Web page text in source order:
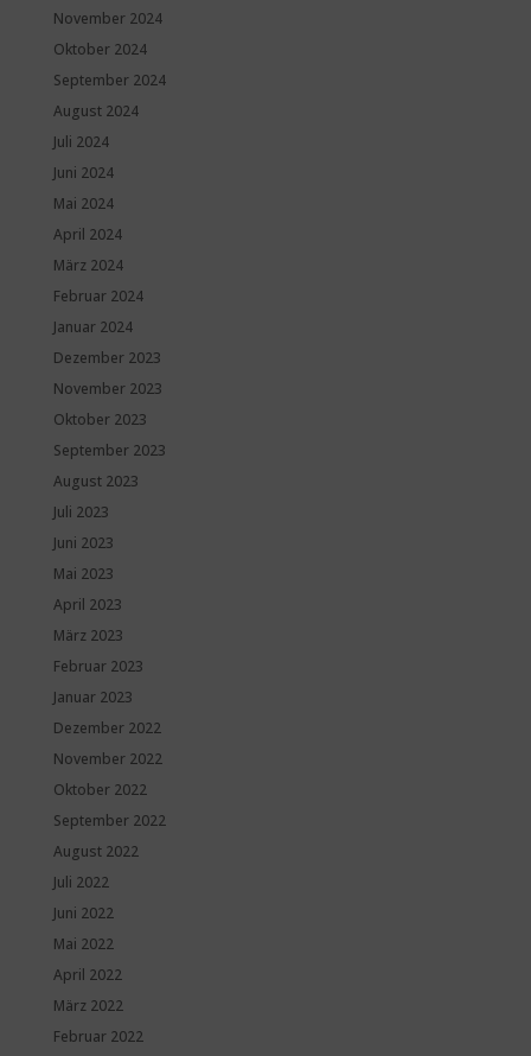
November 2024
Oktober 2024
September 2024
August 2024
Juli 2024
Juni 2024
Mai 2024
April 2024
März 2024
Februar 2024
Januar 2024
Dezember 2023
November 2023
Oktober 2023
September 2023
August 2023
Juli 2023
Juni 2023
Mai 2023
April 2023
März 2023
Februar 2023
Januar 2023
Dezember 2022
November 2022
Oktober 2022
September 2022
August 2022
Juli 2022
Juni 2022
Mai 2022
April 2022
März 2022
Februar 2022